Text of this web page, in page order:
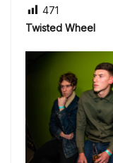
471
Twisted Wheel